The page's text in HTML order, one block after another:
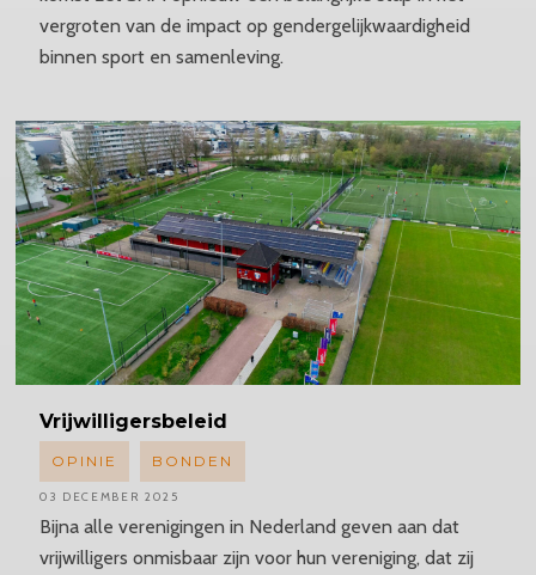
vergroten van de impact op gendergelijkwaardigheid
binnen sport en samenleving.
Vrijwilligersbeleid
Bijna alle verenigingen in Nederland geven aan dat
vrijwilligers onmisbaar zijn voor hun vereniging, dat zij
OPINIE BONDEN
03 DECEMBER 2025